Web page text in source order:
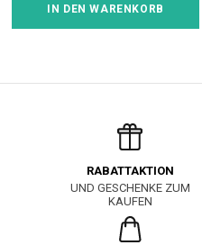
IN DEN WARENKORB
RABATTAKTION
UND GESCHENKE ZUM
KAUFEN